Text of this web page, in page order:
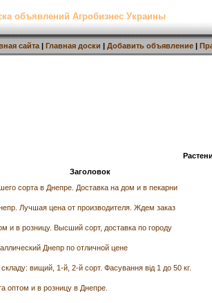
объявлений Агробизнес Украины
сайта | Главная доски | Добавить объявление |
Заголовок
сорта в Днепре. Доставка на дом и в пекарни
Лучшая цена от производителя. Ждем заказ
и в розницу. Высший сорт, доставка по городу
Днепр по отличной цене
складу: вищий, 1-й, 2-й сорт. Фасування від 1 до 50 кг.
оптом и в розницу в Днепре.